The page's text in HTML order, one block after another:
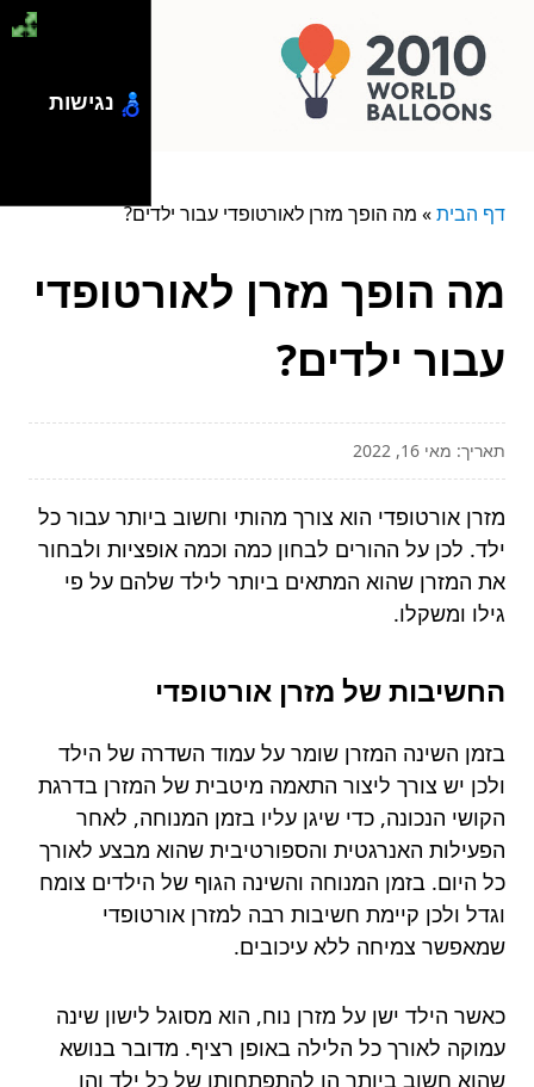
דף הבית» מה הופך מזרן לאורטופדי עבור ילדים?
מה הופך מזרן לאורטופדי
עבור ילדים?
תאריך: מאי 16, 2022
מזרן אורטופדי הוא צורך מהותי וחשוב ביותר עבור כל
ילד. לכן על ההורים לבחון כמה וכמה אופציות ולבחור
את המזרן שהוא המתאים ביותר לילד שלהם על פי
גילו ומשקלו.
החשיבות של מזרן אורטופדי
בזמן השינה המזרן שומר על עמוד השדרה של הילד
ולכן יש צורך ליצור התאמה מיטבית של המזרן בדרגת
הקושי הנכונה, כדי שיגן עליו בזמן המנוחה, לאחר
הפעילות האנרגטית והספורטיבית שהוא מבצע לאורך
כל היום. בזמן המנוחה והשינה הגוף של הילדים צומח
וגדל ולכן קיימת חשיבות רבה למזרן אורטופדי
שמאפשר צמיחה ללא עיכובים.
כאשר הילד ישן על מזרן נוח, הוא מסוגל לישון שינה
עמוקה לאורך כל הלילה באופן רציף. מדובר בנושא
שהוא חשוב ביותר הן להתפתחותו של כל ילד והן
נגישות